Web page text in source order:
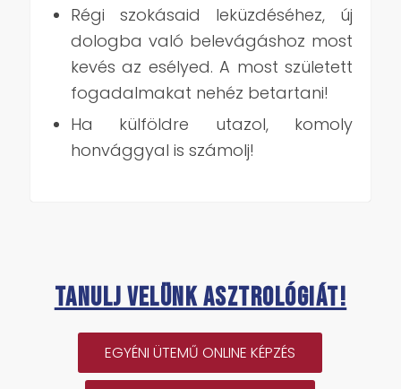
Régi szokásaid leküzdéséhez, új
dologba való belevágáshoz most
kevés az esélyed. A most született
fogadalmakat nehéz betartani!
Ha külföldre utazol, komoly
honvággyal is számolj!
Tanulj velünk asztrológiát!
EGYÉNI ÜTEMŰ ONLINE KÉPZÉS